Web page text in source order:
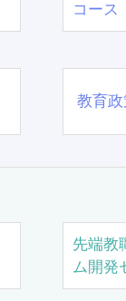
コース
教育
先端教
ム開発